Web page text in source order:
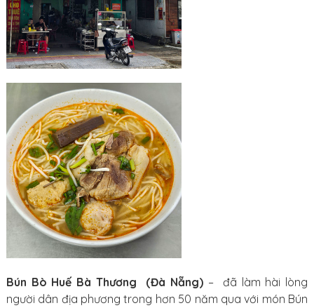
Bún Bò Huế Bà Thương (Đà Nẵng)– đã làm hài lòng
người dân địa phương trong hơn 50 năm qua với món Bún